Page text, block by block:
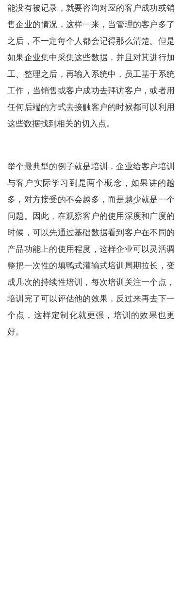
能没有被记录，就要咨询对应的客户成功或销
售企业的情况，这样一来，当管理的客户多了
之后，不一定每个人都会记得那么清楚。但是
如果企业集中采集这些数据，并且对其进行加
工、整理之后，再输入系统中，员工基于系统
工作，当销售或客户成功去拜访客户，或者用
任何后端的方式去接触客户的时候都可以利用
这些数据找到相关的切入点。
举个最典型的例子就是培训，企业给客户培训
与客户实际学习到是两个概念，如果讲的越
多，对方接受的不会越多，而是越少就是一个
问题。因此，在观察客户的使用深度和广度的
时候，可以先通过基础数据看到客户在不同的
产品功能上的使用程度，这样企业可以灵活调
整把一次性的填鸭式灌输式培训周期拉长，变
成几次的持续性培训，每次培训关注一个点，
培训完了可以评估他的效果，反过来再去下一
个点，这样定制化就更强，培训的效果也更
好。